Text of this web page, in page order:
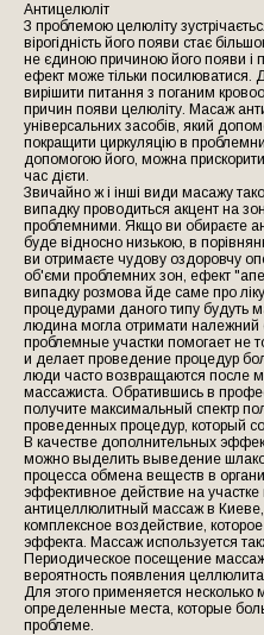
Антицелюліт
З проблемою целюліту
вірогідність його появи стає
не єдиною причиною його появи і
ефект може тільки посилюватися.
вирішити питання з поганим
причин появи целюліту. Масаж
універсальних засобів, який
покращити циркуляцію в
допомогою його, можна
час дієти.
Звичайно ж і інші види масажу
випадку проводиться акцент на
проблемними. Якщо ви обираєте
буде відносно низькою, в
ви отримаєте чудову оздоровчу
об'єми проблемних зон, ефект
випадку розмова йде саме про
процедурами даного типу будуть
людина могла отримати
проблемные участки помогает не
и делает проведение процедур
люди часто возвращаются после
массажиста. Обратившись в
получите максимальный спектр
проведенных процедур, который
В качестве дополнительных
можно выделить выведение
процесса обмена веществ в
эффективное действие на
антицеллюлитный массаж в
комплексное воздействие,
эффекта. Массаж используется
Периодическое посещение
вероятность появления
Для этого применяется
определенные места, которые
проблеме.